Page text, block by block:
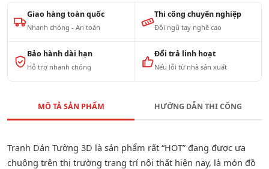
Giao hàng toàn quốc
Nhanh chóng - An toàn
Thi công chuyên nghiệp
Đội ngũ tay nghề cao
Bảo hành dài hạn
Hỗ trợ nhanh chóng
Đổi trả linh hoạt
Nếu lỗi từ nhà sản xuất
MÔ TẢ SẢN PHẨM HƯỚNG DẪN THI CÔNG
Tranh Dán Tường 3D là sản phẩm rất “HOT” đang được ưa
chuộng trên thị trường trang trí nội thất hiện nay, là món đồ